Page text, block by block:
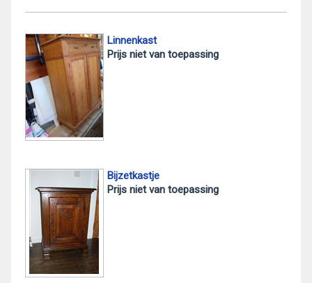
Linnenkast
Prijs niet van toepassing
Bijzetkastje
Prijs niet van toepassing